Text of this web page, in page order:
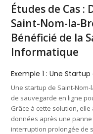
Études de Cas :
Saint-Nom-la-
Bénéficié de la
Informatique
Exemple 1 : Une
Une startup de Saint-
de sauvegarde en ligne
Grâce à cette solution,
données après une
interruption prolongée de